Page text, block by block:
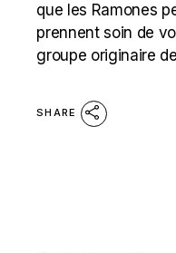
que les Ramones
prennent soin de
groupe originaire de
SHARE